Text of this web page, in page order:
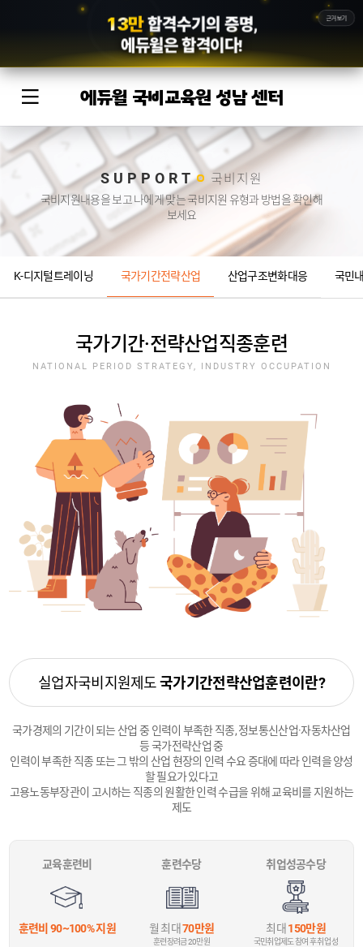
13만 합격수기의 증명,
에듀윌은 합격이다!
근거보기
에듀윌 국비교육원 성남 센터
SUPPORT 국비지원
국비지원내용을 보고 나에게 맞는 국비지원 유형과 방법을 확인해
보세요
K-디지털트레이닝 국가기간전략산업 산업구조변화대응 국민
국가기간·전략산업직종훈련
NATIONAL PERIOD STRATEGY, INDUSTRY OCCUPATION
실업자국비지원제도국가기간전략산업훈련이란?
국가경제의 기간이 되는 산업 중 인력이 부족한 직종, 정보통신산업·자동차산업
등 국가전략산업 중
인력이 부족한 직종 또는 그 밖의 산업 현장의 인력 수요 증대에 따라 인력을 양성
할 필요가 있다고
고용노동부장관이 고시하는 직종의 원활한 인력 수급을 위해 교육비를 지원하는
제도
교육훈련비
훈련비 90~100% 지원
훈련수당
월 최대70만원
훈련장려금 20만원
취업성공수당
최대 150만원
국민취업제도 참여 후 취업 성